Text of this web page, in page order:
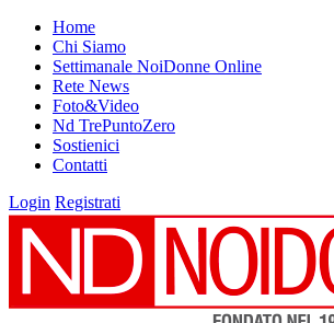
Home
Chi Siamo
Settimanale NoiDonne Online
Rete News
Foto&Video
Nd TrePuntoZero
Sostienici
Contatti
Login Registrati